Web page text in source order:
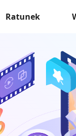
Ratunek